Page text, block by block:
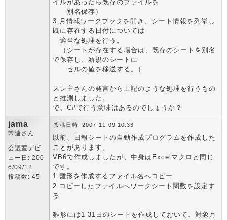
イルがあったら既存のファイルを
別名保存）
3.月情報ワークブックを開き、シート情報を列挙し
既に存在する日付については
適当な処理を行う。
（シートが存在する場合は、既存のシートを別名
で保存し、新規のシートに
セルの値を移送する。）
スレ主さんの発言から上記のような処理を行うもの
と推測しました。
で、C#で行う意味はあるのでしょうか？
jama
常連さん
会議室デビ
ュー日: 200
6/09/12
投稿数: 45
投稿日時: 2007-11-09 10:33
以前、日報シートの自動作成プログラムを作成した
ことがあります。
VB6で作成しましたが、中身はExcelマクロと同じ
です。
1.雛形を作成するファイル名へコピー
2.コピーしたファイルへワークシート関数を設定す
る
雛形には1-31日のシートを作成しておいて、対象月